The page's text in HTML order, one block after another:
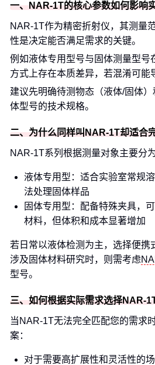
一、NAR-1T的核心参数如何影响
NAR-1T作为精密折射仪，其测量
性是决定能否满足需求的关键。
例如液体专用型号与固体测量型号
方式上存在本质差异，若混淆可能
建议先明确待测物态（液体/固体
体型号的技术规格。
二、为什么同样叫NAR-1T却适合
NAR-1T系列根据测量对象主要分
液体专用型：适合实验室常规
法处理固体样品
固体专用型：配备特殊夹具，
材料，但体积和成本显著增加
若日常以液体检测为主，选择便携
涉及固体材料研究时，则需考虑
型号。
三、如何根据实际需求选择NAR-
当NAR-1T无法完全匹配您的需求
案：
对于需要高扩展性和灵活性的场